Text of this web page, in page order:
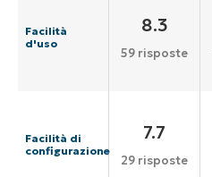
Facilità
d'uso
8.3
59 risposte
Facilità di
configurazione
7.7
29 risposte